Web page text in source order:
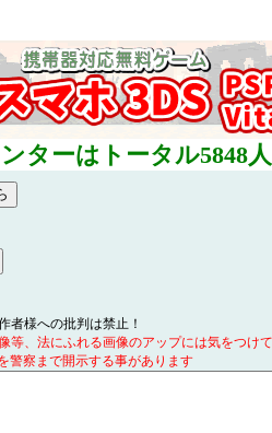
ターはトータル5848
者様への批判は禁止！
等、法にふれる画像のアップには気をつけ
警察まで開示する事があります